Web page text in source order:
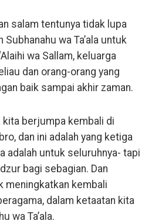
salam tentunya tidak lupa
wa Ta’ala untuk
wa Sallam, keluarga
dan orang-orang yang
baik sampai akhir zaman.
kita berjumpa kembali di
dan ini adalah yang ketiga
adalah untuk seluruhnya- tapi
bagi sebagian. Dan
meningkatkan kembali
dalam ketaatan kita
wa Ta’ala.